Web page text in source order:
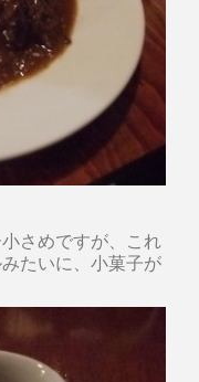
さめですが、これ
たいに、小菓子が